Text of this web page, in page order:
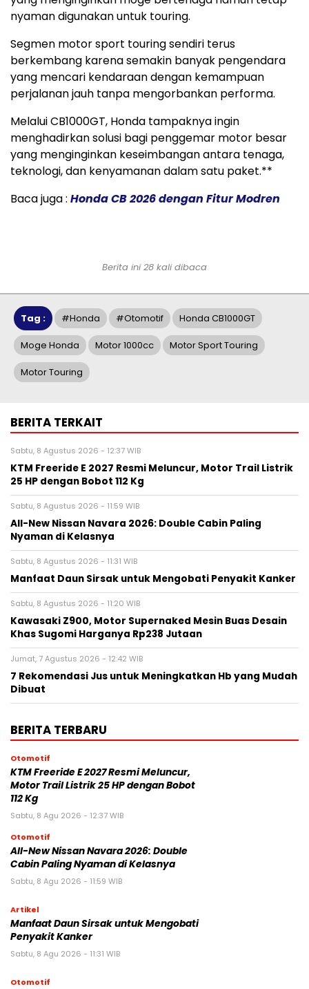
nyaman digunakan untuk touring.
Segmen motor sport touring sendiri terus
berkembang karena semakin banyak pengendara
yang mencari kendaraan dengan kemampuan
perjalanan jauh tanpa mengorbankan performa.
Melalui CB1000GT, Honda tampaknya ingin
menghadirkan solusi bagi penggemar motor besar
yang menginginkan keseimbangan antara tenaga,
teknologi, dan kenyamanan dalam satu paket.**
Baca juga : Honda CB 2026 dengan Fitur Modren
Berita ini 28 kali dibaca
Tag : #honda #otomotif Honda CB1000GT
Moge Honda Motor 1000cc Motor Sport Touring
Motor Touring
BERITA TERKAIT
Sabtu, 8 Agustus 2026 - 12:37 WIB
KTM Freeride E 2027 Resmi Meluncur, Motor Trail Listrik
25 HP dengan Bobot 112 Kg
Sabtu, 8 Agustus 2026 - 11:59 WIB
All-New Nissan Navara 2026: Double Cabin Paling
Nyaman di Kelasnya
Sabtu, 8 Agustus 2026 - 11:31 WIB
Manfaat Daun Sirsak untuk Mengobati Penyakit Kanker
Sabtu, 8 Agustus 2026 - 11:20 WIB
Kawasaki Z900, Motor Supernaked Mesin Buas Desain
Khas Sugomi Harganya Rp238 Jutaan
Jumat, 7 Agustus 2026 - 12:42 WIB
7 Rekomendasi Jus untuk Meningkatkan Hb yang Mudah
Dibuat
BERITA TERBARU
Otomotif
KTM Freeride E 2027 Resmi Meluncur,
Motor Trail Listrik 25 HP dengan Bobot
112 Kg
Sabtu, 8 Agu 2026 - 12:37 WIB
Otomotif
All-New Nissan Navara 2026: Double
Cabin Paling Nyaman di Kelasnya
Sabtu, 8 Agu 2026 - 11:59 WIB
Artikel
Manfaat Daun Sirsak untuk Mengobati
Penyakit Kanker
Sabtu, 8 Agu 2026 - 11:31 WIB
Otomotif